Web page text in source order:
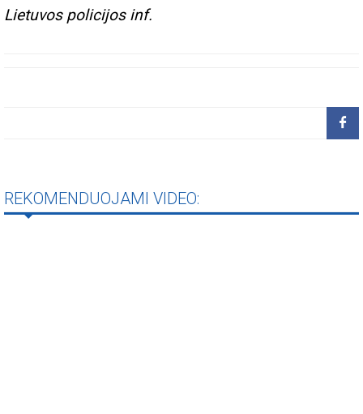
Lietuvos policijos inf.
REKOMENDUOJAMI VIDEO: